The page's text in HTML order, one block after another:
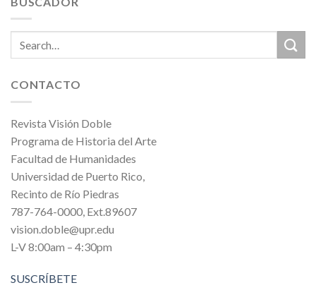
CONTACTO
Revista Visión Doble
Programa de Historia del Arte
Facultad de Humanidades
Universidad de Puerto Rico,
Recinto de Río Piedras
787-764-0000, Ext.89607
vision.doble@upr.edu
L-V 8:00am – 4:30pm
SUSCRÍBETE